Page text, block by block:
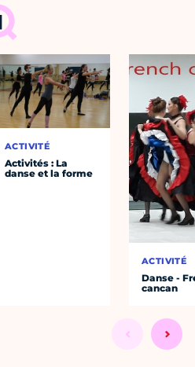
ACTIVITÉ
Activités : La
danse et la forme
ACTIVITÉ
Danse -
cancan